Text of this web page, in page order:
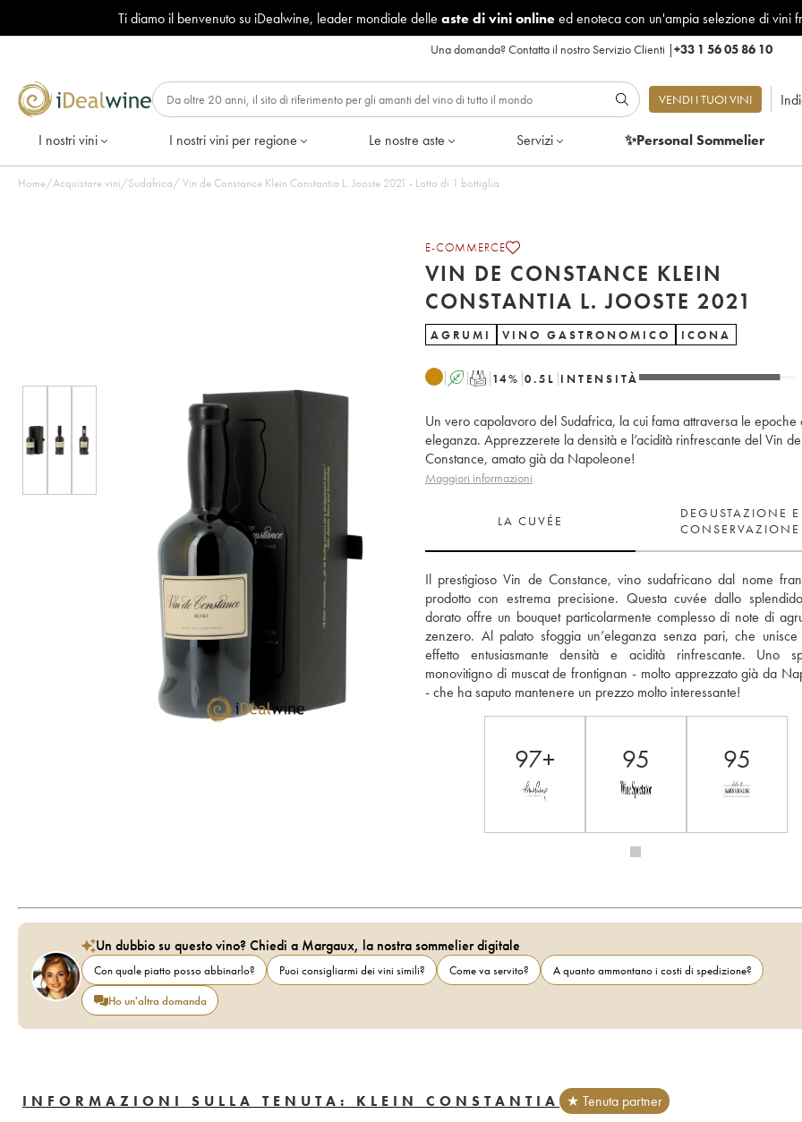
Ti diamo il benvenuto su iDealwine, leader mondiale delle aste di vini onlineed enoteca con un'ampia selezione di vini
Una domanda?Contatta il nostro Servizio Clienti |+33 1 56 05 86 10
VENDI I TUOI VINI
I nostri vini I nostri vini per regione Le nostre aste Servizi ✨Personal Sommelier
Home/Acquistare vini/Sudafrica/ Vin de Constance Klein Constantia L. Jooste 2021 - Lotto di 1 bottiglia
E-COMMERCE
VIN DE CONSTANCE KLEIN
CONSTANTIA L. JOOSTE 2021
AGRUMI VINO GASTRONOMICO ICONA
A T 14% 0.5 L INTENSITÀ
Un vero capolavoro del Sudafrica, la cui fama attraversa le epoche
eleganza. Apprezzerete la densità e l’acidità rinfrescante del Vin de
Constance, amato già da Napoleone!
Maggiori informazioni
LA CUVÉE
DEGUSTAZIONE E
CONSERVAZIONE
Il prestigioso Vin de Constance, vino sudafricano dal nome
prodotto con estrema precisione. Questa cuvée dallo
dorato offre un bouquet particolarmente complesso di note di
zenzero. Al palato sfoggia un’eleganza senza pari, che
effetto entusiasmante densità e acidità rinfrescante. Uno
monovitigno di muscat de frontignan - molto apprezzato già da
- che ha saputo mantenere un prezzo molto interessante!
97+ 95 95
Un dubbio su questo vino? Chiedi a Margaux, la nostra sommelier digitale
Con quale piatto posso abbinarlo? Puoi consigliarmi dei vini simili? Come va servito?
A quanto ammontano i costi di spedizione?
Ho un'altra domanda
INFORMAZIONI SULLA TENUTA: KLEIN CONSTANTIA
★ Tenuta partner